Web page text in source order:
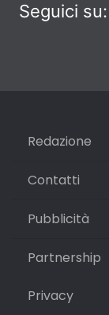
Seguici su:
Redazione
Contatti
Pubblicità
Partnership
Privacy